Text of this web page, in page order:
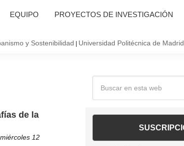
y Sostenibilidad Universidad Politécnica de Madrid
EQUIPO PROYECTOS DE INVESTIGACIÓN
de la
12
Barra
lateral
principal